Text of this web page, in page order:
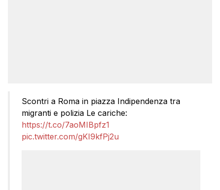
Scontri a Roma in piazza Indipendenza tra
migranti e polizia Le cariche:
https://t.co/7aoMIBpfz1
pic.twitter.com/gKI9kfPj2u